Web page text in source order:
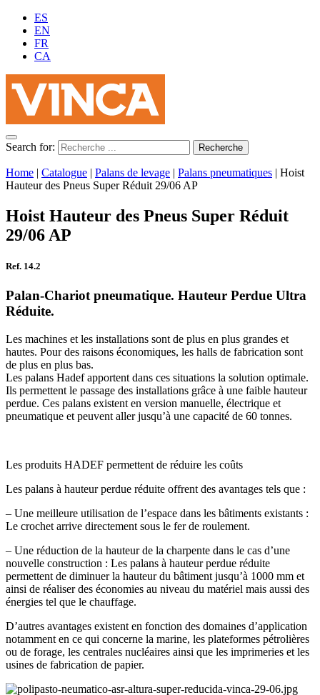
ES
EN
FR
CA
Search for:
Home | Catalogue | Palans de levage | Palans pneumatiques | Hoist
Hauteur des Pneus Super Réduit 29/06 AP
Hoist Hauteur des Pneus Super Réduit
29/06 AP
Ref. 14.2
Palan-Chariot pneumatique. Hauteur Perdue Ultra
Réduite.
Les machines et les installations sont de plus en plus grandes et
hautes. Pour des raisons économiques, les halls de fabrication sont
de plus en plus bas.
Les palans Hadef apportent dans ces situations la solution optimale.
Ils permettent le passage des installations grâce à une faible hauteur
perdue. Ces palans existent en version manuelle, électrique et
pneumatique et peuvent aller jusqu’à une capacité de 60 tonnes.
Les produits HADEF permettent de réduire les coûts
Les palans à hauteur perdue réduite offrent des avantages tels que :
– Une meilleure utilisation de l’espace dans les bâtiments existants :
Le crochet arrive directement sous le fer de roulement.
– Une réduction de la hauteur de la charpente dans le cas d’une
nouvelle construction : Les palans à hauteur perdue réduite
permettent de diminuer la hauteur du bâtiment jusqu’à 1000 mm et
ainsi de réaliser des économies au niveau du matériel mais aussi des
énergies tel que le chauffage.
D’autres avantages existent en fonction des domaines d’application
notamment en ce qui concerne la marine, les plateformes pétrolières
ou de forage, les centrales nucléaires ainsi que les imprimeries et les
usines de fabrication de papier.